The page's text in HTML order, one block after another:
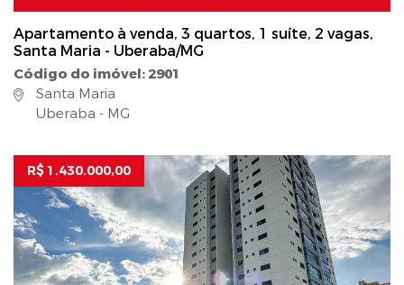
Apartamento à venda, 3 quartos, 1 suíte, 2 vagas,
Santa Maria - Uberaba/MG
Código do imóvel: 2901
Santa Maria
Uberaba - MG
R$ 1.430.000,00